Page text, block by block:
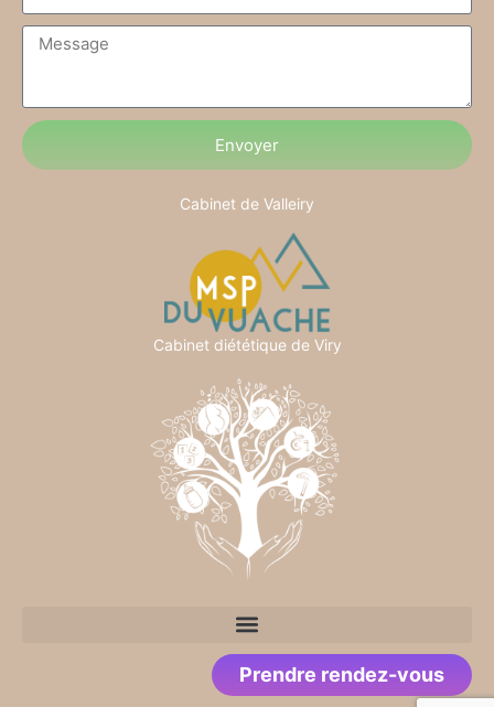
Envoyer
Cabinet de Valleiry
Cabinet diététique de Viry
Prendre rendez-vous